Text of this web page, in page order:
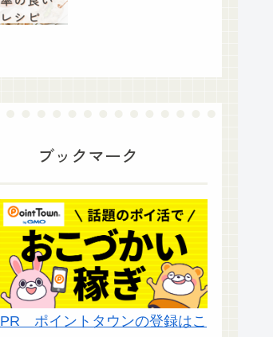
ブックマーク
PR ポイントタウンの登録はこ